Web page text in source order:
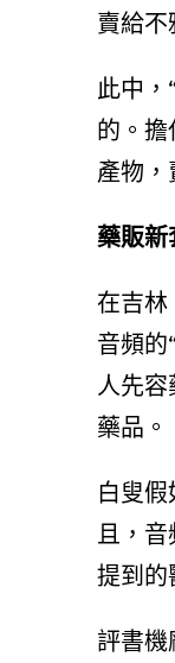
賣給
此中
的。
產物
藥販新
在吉
音頻的
人先
藥品。
白叟
且，
提到的
評書